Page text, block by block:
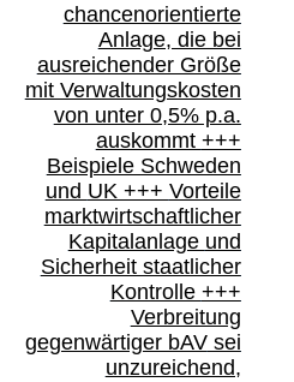
chancenorientierte
Anlage, die bei
ausreichender Größe
mit Verwaltungskosten
von unter 0,5% p.a.
auskommt +++
Beispiele Schweden
und UK +++ Vorteile
marktwirtschaftlicher
Kapitalanlage und
Sicherheit staatlicher
Kontrolle +++
Verbreitung
gegenwärtiger bAVsei
unzureichend,